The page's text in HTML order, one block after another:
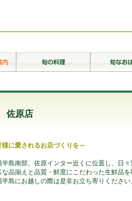
佐原店
様に愛されるお店づくりを～
半島南部、佐原インター近くに位置し、日
な品揃えと品質・鮮度にこだわった生鮮品を
半島にお越しの際は是非お立ち寄りくださ